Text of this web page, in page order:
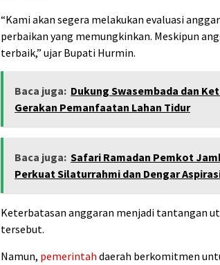
“Kami akan segera melakukan evaluasi
perbaikan yang memungkinkan. Meskipun
terbaik,” ujar Bupati Hurmin.
Baca juga: Dukung Swasembada dan
Gerakan Pemanfaatan Lahan Tidur
Baca juga: Safari Ramadan Pemkot
Perkuat Silaturrahmi dan Dengar
Keterbatasan anggaran menjadi tantangan
tersebut.
Namun, pemerintah daerah berkomitmen